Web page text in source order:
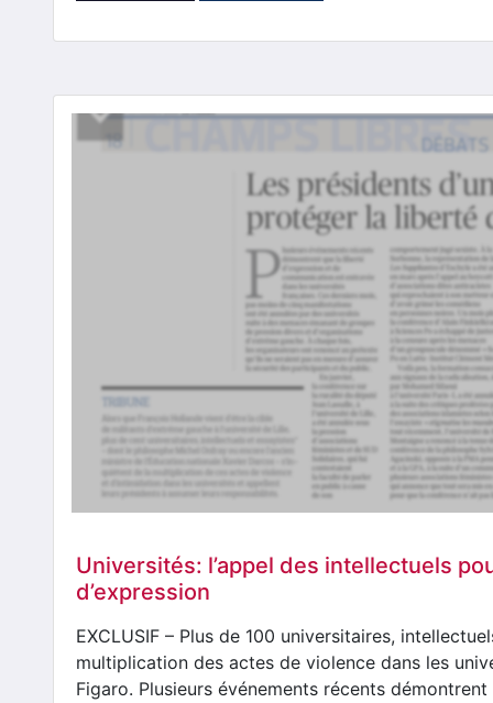
Universités: l’appel des intellectuels
d’expression
EXCLUSIF – Plus de 100 universitaires,
multiplication des actes de violence dans les
Figaro. Plusieurs événements récents